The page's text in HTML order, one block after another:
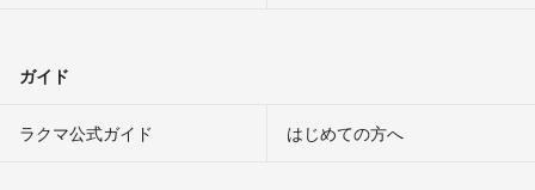
ガイド
ラクマ公式ガイド はじめての方へ